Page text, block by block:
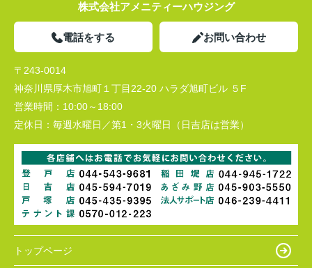
株式会社アメニティーハウジング
電話をする お問い合わせ
〒243-0014
神奈川県厚木市旭町１丁目22-20 ハラダ旭町ビル ５F
営業時間： 10:00～18:00
定休日： 毎週水曜日／第1・3火曜日（日吉店は営業）
トップページ